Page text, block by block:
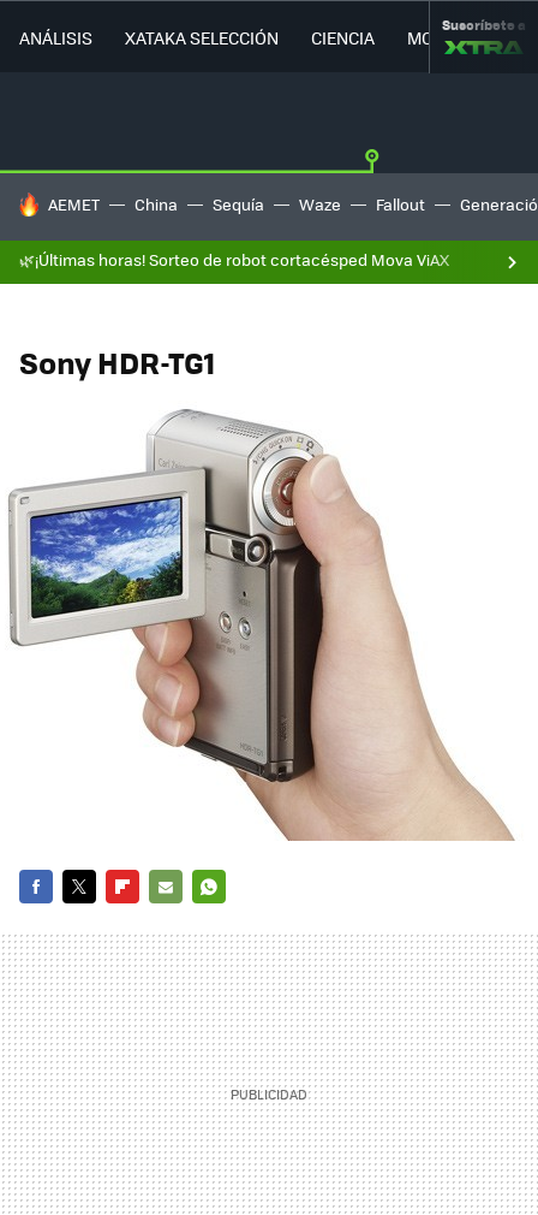
ANÁLISIS XATAKA SELECCIÓN CIENCIA MOVILIDAD
Suscríbete a
HOY SE HABLA DE
AEMET China Sequía Waze Fallout
🌿¡Últimas horas! Sorteo de robot cortacésped Mova ViAX
Sony HDR-TG1
MAIL